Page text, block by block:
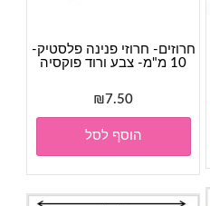
חרוזים- חרוזי פנינה פלסטיק-
10 מ"מ- צבע ורוד פוקסיה
₪7.50
הוסף לסל